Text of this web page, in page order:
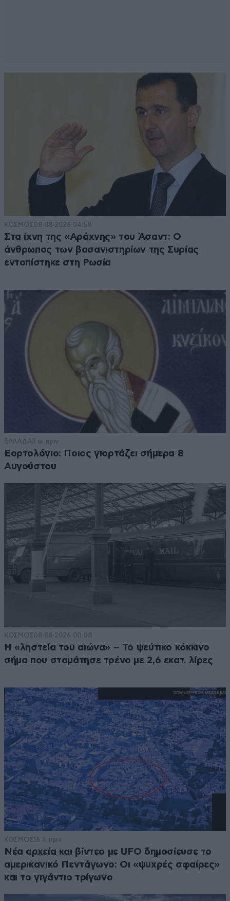
ΚΟΣΜΟΣ08·08·2026 04:58
Στα ίχνη της «Αράχνης» του Άσαντ: Ο
άνθρωπος των βασανιστηρίων της Συρίας
εντοπίστηκε στη Ρωσία
ΕΛΛΑΔΑ3 ω. πριν
Εορτολόγιο: Ποιος γιορτάζει σήμερα 8
Αυγούστου
ΚΟΣΜΟΣ08·08·2026 00:08
Η «ληστεία του αιώνα» – Το ψεύτικο κόκκινο
σήμα που σταμάτησε τρένο με 2,6 εκατ. λίρες
ΚΟΣΜΟΣ16 λ. πριν
Νέα αρχεία και βίντεο με UFO δημοσίευσε το
αμερικανικό Πεντάγωνο: Οι «ψυχρές σφαίρες»
και το γιγάντιο τρίγωνο